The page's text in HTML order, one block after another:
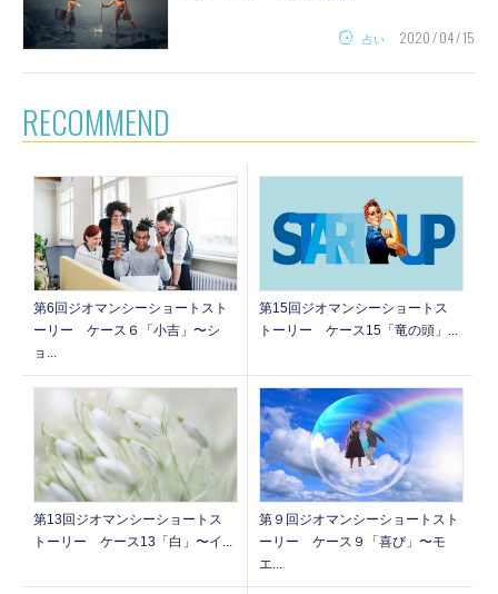
占い 2020 / 04 / 15
RECOMMEND
第6回ジオマンシーショートスト
ーリー ケース６「小吉」〜シ
ョ...
第15回ジオマンシーショートス
トーリー ケース15「竜の頭」...
第13回ジオマンシーショートス
トーリー ケース13「白」〜イ...
第９回ジオマンシーショートスト
ーリー ケース９「喜び」〜モ
エ...